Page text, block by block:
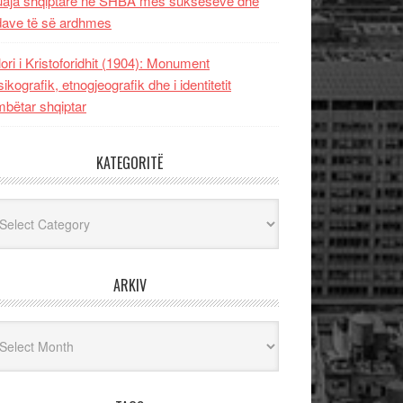
të së ardhmes
i Kristoforidhit (1904): Monument
etnogjeografik dhe i identitetit
shqiptar
KATEGORITË
ARKIV